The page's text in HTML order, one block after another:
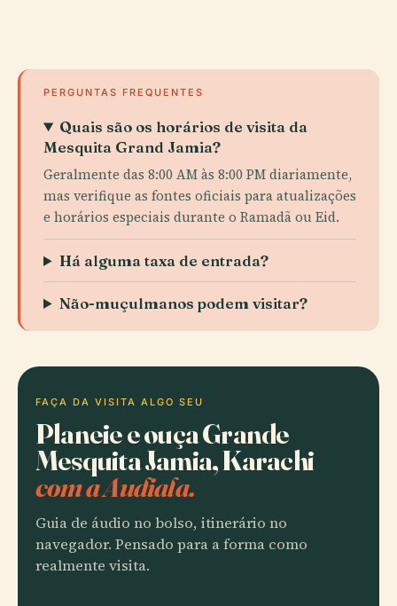
PERGUNTAS FREQUENTES
Quais são os horários de visita da
Mesquita Grand Jamia?
Geralmente das 8:00 AM às 8:00 PM diariamente,
mas verifique as fontes oficiais para atualizações
e horários especiais durante o Ramadã ou Eid.
Há alguma taxa de entrada?
Não-muçulmanos podem visitar?
FAÇA DA VISITA ALGO SEU
Planeie e ouça Grande
Mesquita Jamia, Karachi
com a Audiala.
Guia de áudio no bolso, itinerário no
navegador. Pensado para a forma como
realmente visita.